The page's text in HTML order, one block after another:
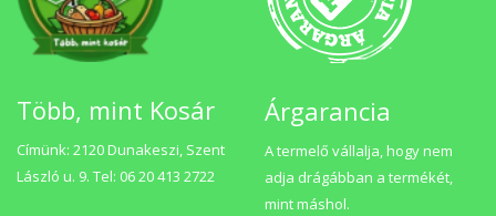
Több, mint Kosár
Címünk: 2120 Dunakeszi, Szent
László u. 9. Tel: 06 20 413 2722
Árgarancia
A termelő vállalja, hogy nem
adja drágábban a termékét,
mint máshol.